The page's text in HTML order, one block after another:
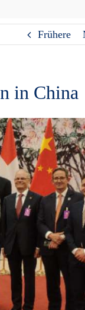
Frühere
in China